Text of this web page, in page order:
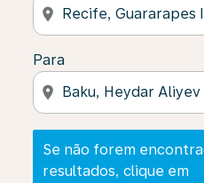
location_on
Para
location_on
Se não forem
resultados, clique em